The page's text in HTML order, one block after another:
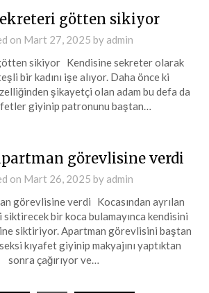
götten sikiyor
on Mart 27, 2025 by admin
sikiyor Kendisine sekreter olarak
bir kadını işe alıyor. Daha önce ki
şikayetçi olan adam bu defa da
giyinip patronunu baştan…
görevlisine verdi
on Mart 26, 2025 by admin
görevlisine verdi Kocasından ayrılan
siktirecek bir koca bulamayınca kendisini
siktiriyor. Apartman görevlisini baştan
kıyafet giyinip makyajını yaptıktan
sonra çağırıyor ve…